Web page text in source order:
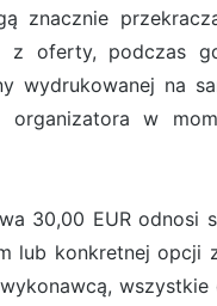
znacznie
z oferty, podczas
wydrukowanej na
organizatora w
30,00 EUR odnosi
lub konkretnej opcji